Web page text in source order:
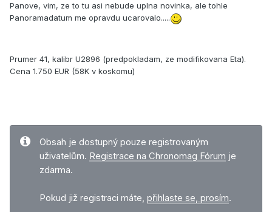
Panove, vim, ze to tu asi nebude uplna novinka, ale tohle
Panoramadatum me opravdu ucarovalo.....
Prumer 41, kalibr U2896 (predpokladam, ze modifikovana Eta).
Cena 1.750 EUR (58K v koskomu)
Obsah je dostupný pouze registrovaným
uživatelům. Registrace na Chronomag Fórum je
zdarma.
Pokud již registraci máte, přihlaste se, prosím.